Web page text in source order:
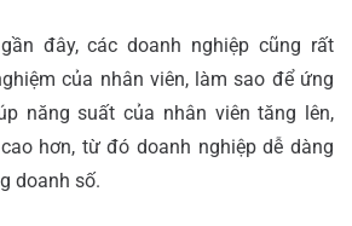
đây, các doanh nghiệp cũng rất
của nhân viên, làm sao để ứng
năng suất của nhân viên tăng lên,
hơn, từ đó doanh nghiệp dễ dàng
doanh số.